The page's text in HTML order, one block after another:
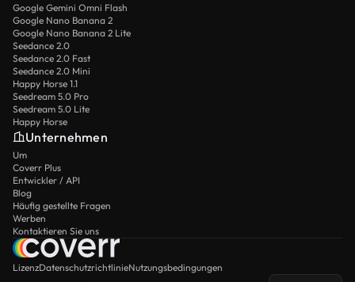
Google Gemini Omni Flash
Google Nano Banana 2
Google Nano Banana 2 Lite
Seedance 2.0
Seedance 2.0 Fast
Seedance 2.0 Mini
Happy Horse 1.1
Seedream 5.0 Pro
Seedream 5.0 Lite
Happy Horse
Unternehmen
Um
Coverr Plus
Entwickler / API
Blog
Häufig gestellte Fragen
Werben
Kontaktieren Sie uns
LizenzDatenschutzrichtlinieNutzungsbedingungen